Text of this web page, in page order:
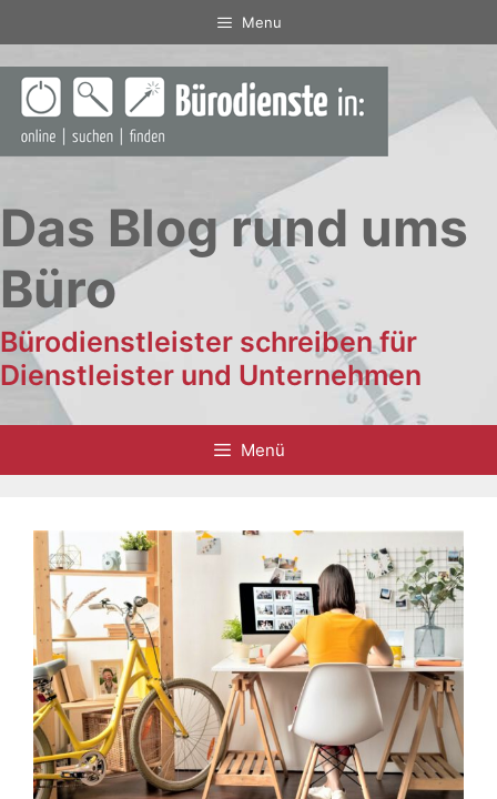
Inhalt
springen
Menu
Das Blog rund ums
Büro
Bürodienstleister schreiben für
Dienstleister und Unternehmen
Menü